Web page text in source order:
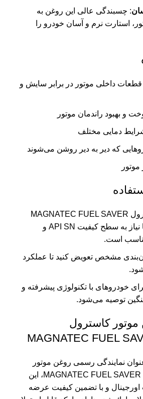
: چسبندگی عالی این روغن به
استارت نرم و آسان خودرو را
داخلی موتور در برابر سایش و
بهبود راندمان موتور
دمایی مختلف
که دیر به دیر روشن می‌شوند
روغن موتور کاسترول MAGNATEC FUEL SAVER
برای خودروهایی با نیاز به سطح کیفیت API SN و
مشخص تعویض کنید تا عملکرد
خودروهای با تکنولوژی پیشرفته و
توصیه می‌شود.
موتور کاسترول
MAGNATEC FUEL
نمایندگی رسمی روغن موتور
کاسترول MAGNATEC FUEL SAVER 5W30 SN، این
و با تضمین کیفیت عرضه